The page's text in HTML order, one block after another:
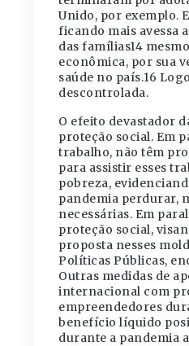
Unido, por exemplo.
ficando mais avessa
das famílias14
econômica, por sua
saúde no país.16
descontrolada.
O efeito devastador
proteção social. Em
trabalho, não têm
para assistir esses
pobreza,
pandemia perdurar,
necessárias. Em
proteção social,
proposta nesses
Políticas Públicas,
Outras medidas de
internacional com
empreendedores
benefício líquido
durante a pandemia